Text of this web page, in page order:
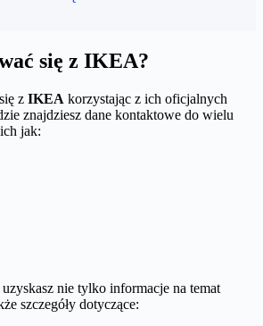
się z IKEA?
z IKEA korzystając z ich oficjalnych
znajdziesz dane kontaktowe do wielu
jak:
nie tylko informacje na temat
szczegóły dotyczące: